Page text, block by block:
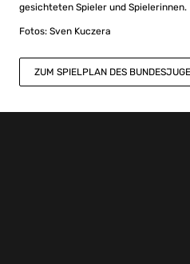
gesichteten Spieler und Spielerinnen.
Fotos: Sven Kuczera
ZUM SPIELPLAN DES